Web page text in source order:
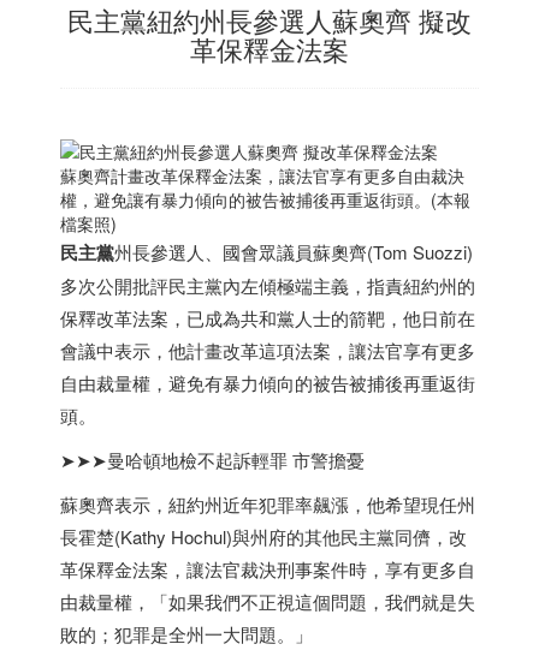
民主黨紐約州長參選人蘇奧齊 擬改
革保釋金法案
蘇奧齊計畫改革保釋金法案，讓法官享有更多自由裁決
權，避免讓有暴力傾向的被告被捕後再重返街頭。(本報
檔案照)
民主黨州長參選人、國會眾議員蘇奧齊(Tom Suozzi)
多次公開批評民主黨內左傾極端主義，指責紐約州的
保釋改革法案，已成為共和黨人士的箭靶，他日前在
會議中表示，他計畫改革這項法案，讓法官享有更多
自由裁量權，避免有暴力傾向的被告被捕後再重返街
頭。
➤➤➤曼哈頓地檢不起訴輕罪 市警擔憂
蘇奧齊表示，紐約州近年犯罪率飆漲，他希望現任州
長霍楚(Kathy Hochul)與州府的其他民主黨同儕，改
革保釋金法案，讓法官裁決刑事案件時，享有更多自
由裁量權，「如果我們不正視這個問題，我們就是失
敗的；犯罪是全州一大問題。」